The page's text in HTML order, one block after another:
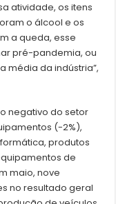
atividade, os itens
o álcool e os
a queda, esse
pré-pandemia, ou
média da indústria”,
negativo do setor
(-2%),
produtos
de
maio, nove
no resultado geral